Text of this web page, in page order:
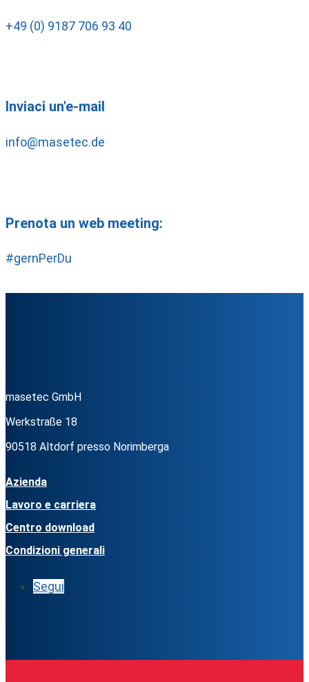
+49 (0) 9187 706 93 40
Inviaci un'e-mail
info@masetec.de
Prenota un web meeting:
#gernPerDu
masetec GmbH
Werkstraße 18
90518 Altdorf presso Norimberga
Azienda
Lavoro e carriera
Centro download
Condizioni generali
Segui